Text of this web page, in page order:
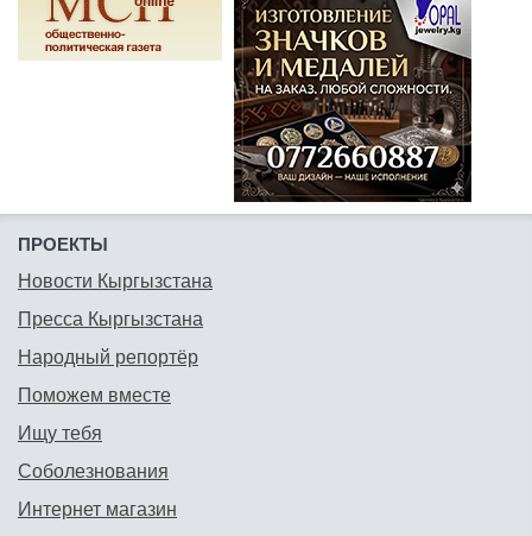
ПРОЕКТЫ
Новости Кыргызстана
Пресса Кыргызстана
Народный репортёр
Поможем вместе
Ищу тебя
Соболезнования
Интернет магазин